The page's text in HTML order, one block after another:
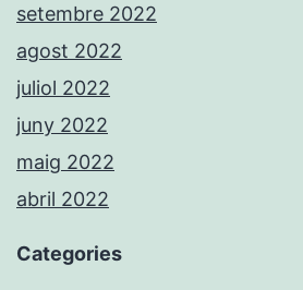
setembre 2022
agost 2022
juliol 2022
juny 2022
maig 2022
abril 2022
Categories